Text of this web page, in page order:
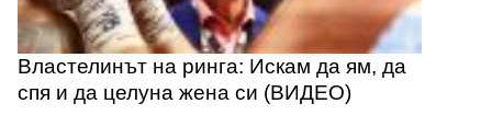
Властелинът на ринга: Искам да ям, да
спя и да целуна жена си (ВИДЕО)